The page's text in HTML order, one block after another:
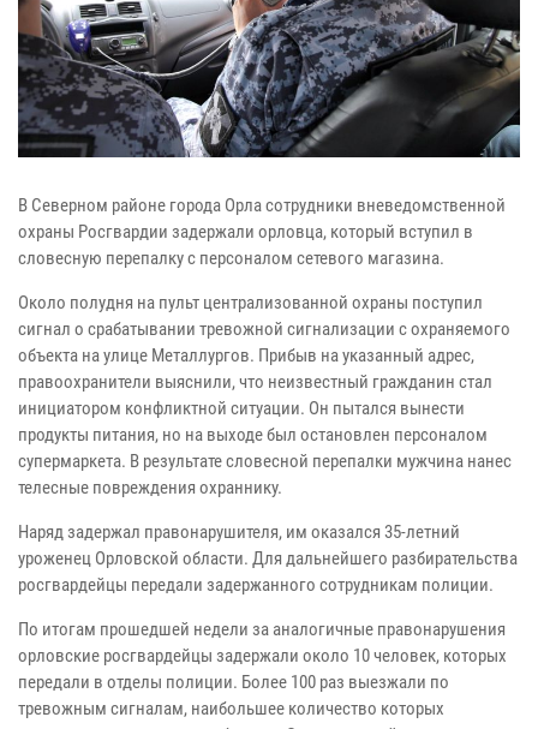
В Северном районе города Орла сотрудники вневедомственной
охраны Росгвардии задержали орловца, который вступил в
словесную перепалку с персоналом сетевого магазина.
Около полудня на пульт централизованной охраны поступил
сигнал о срабатывании тревожной сигнализации с охраняемого
объекта на улице Металлургов. Прибыв на указанный адрес,
правоохранители выяснили, что неизвестный гражданин стал
инициатором конфликтной ситуации. Он пытался вынести
продукты питания, но на выходе был остановлен персоналом
супермаркета. В результате словесной перепалки мужчина нанес
телесные повреждения охраннику.
Наряд задержал правонарушителя, им оказался 35-летний
уроженец Орловской области. Для дальнейшего разбирательства
росгвардейцы передали задержанного сотрудникам полиции.
По итогам прошедшей недели за аналогичные правонарушения
орловские росгвардейцы задержали около 10 человек, которых
передали в отделы полиции. Более 100 раз выезжали по
тревожным сигналам, наибольшее количество которых